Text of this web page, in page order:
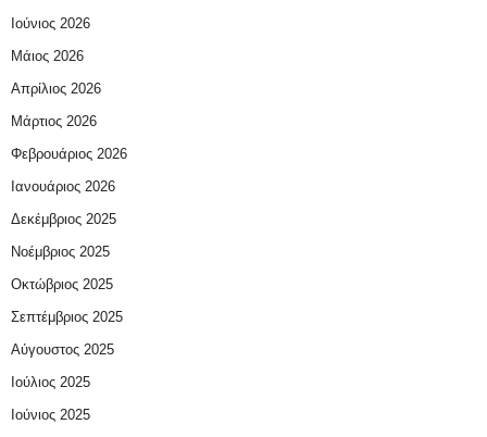
Ιούνιος 2026
Μάιος 2026
Απρίλιος 2026
Μάρτιος 2026
Φεβρουάριος 2026
Ιανουάριος 2026
Δεκέμβριος 2025
Νοέμβριος 2025
Οκτώβριος 2025
Σεπτέμβριος 2025
Αύγουστος 2025
Ιούλιος 2025
Ιούνιος 2025